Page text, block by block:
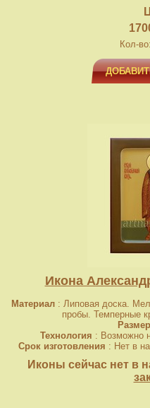
Кол-во:
Икона
Материал : Липовая доска.
пробы. Темперные
Размер
Технология : Возможно
Срок изготовления : Нет в
Иконы сейчас нет в